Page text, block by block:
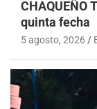
CHAQUEÑO
quinta fecha
5 agosto, 2026